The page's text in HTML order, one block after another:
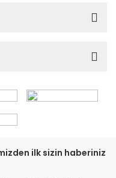
ilk sizin haberiniz